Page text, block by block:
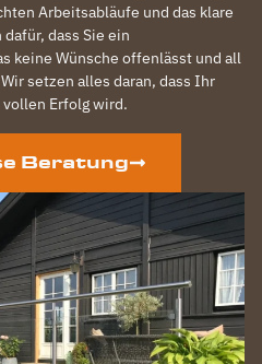
Arbeitsabläufe und das klare
dass Sie ein
keine Wünsche offenlässt und all
setzen alles daran, dass Ihr
Erfolg wird.
Beratung